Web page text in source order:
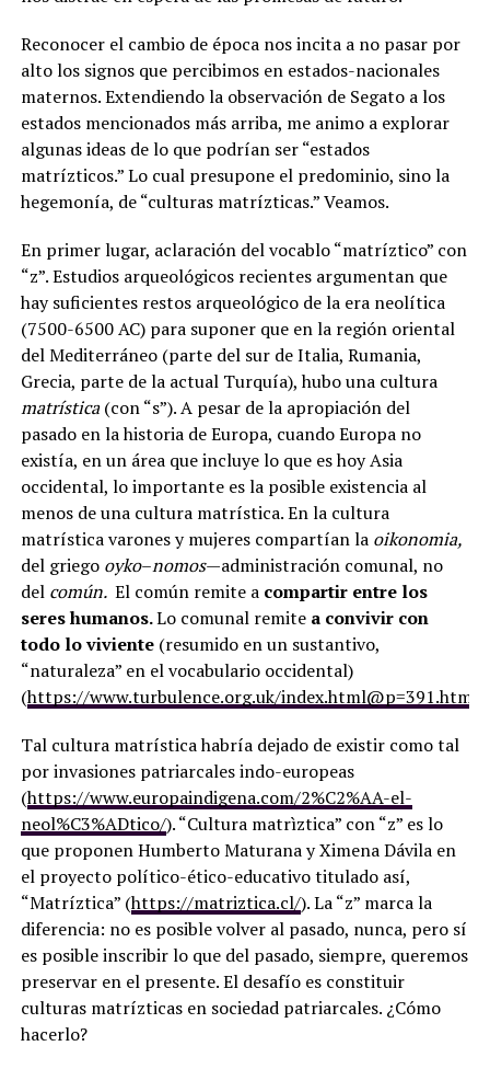
Reconocer el cambio de época nos incita a no pasar por
alto los signos que percibimos en estados-nacionales
maternos. Extendiendo la observación de Segato a los
estados mencionados más arriba, me animo a explorar
algunas ideas de lo que podrían ser “estados
matrízticos.” Lo cual presupone el predominio, sino la
hegemonía, de “culturas matrízticas.” Veamos.
En primer lugar, aclaración del vocablo “matríztico” con
“z”. Estudios arqueológicos recientes argumentan que
hay suficientes restos arqueológico de la era neolítica
(7500-6500 AC) para suponer que en la región oriental
del Mediterráneo (parte del sur de Italia, Rumania,
Grecia, parte de la actual Turquía), hubo una cultura
matrística(con “s”). A pesar de la apropiación del
pasado en la historia de Europa, cuando Europa no
existía, en un área que incluye lo que es hoy Asia
occidental, lo importante es la posible existencia al
menos de una cultura matrística. En la cultura
matrística varones y mujeres compartían la oikonomia,
del griego oyko–nomos—administración comunal, no
del común. El común remite a compartir entre los
seres humanos.Lo comunal remite a convivir con
todo lo viviente (resumido en un sustantivo,
“naturaleza” en el vocabulario occidental)
(https://www.turbulence.org.uk/index.html@p=391.html
Tal cultura matrística habría dejado de existir como tal
por invasiones patriarcales indo-europeas
(https://www.europaindigena.com/2%C2%AA-el-
neol%C3%ADtico/). “Cultura matrìztica” con “z” es lo
que proponen Humberto Maturana y Ximena Dávila en
el proyecto político-ético-educativo titulado así,
“Matríztica” (https://matriztica.cl/). La “z” marca la
diferencia: no es posible volver al pasado, nunca, pero sí
es posible inscribir lo que del pasado, siempre, queremos
preservar en el presente. El desafío es constituir
culturas matrízticas en sociedad patriarcales. ¿Cómo
hacerlo?